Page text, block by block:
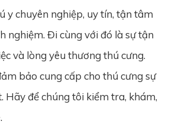
y chuyên nghiệp, uy tín, tận tâm
nghiệm. Đi cùng với đó là sự tận
và lòng yêu thương thú cưng.
bảo cung cấp cho thú cưng sự
Hãy để chúng tôi kiểm tra, khám,